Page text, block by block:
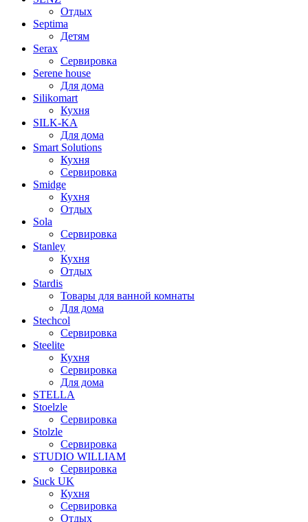
Отдых
Septima
Детям
Serax
Сервировка
Serene house
Для дома
Silikomart
Кухня
SILK-KA
Для дома
Smart Solutions
Кухня
Сервировка
Smidge
Кухня
Отдых
Sola
Сервировка
Stanley
Кухня
Отдых
Stardis
Товары для ванной комнаты
Для дома
Stechcol
Сервировка
Steelite
Кухня
Сервировка
Для дома
STELLA
Stoelzle
Сервировка
Stolzle
Сервировка
STUDIO WILLIAM
Сервировка
Suck UK
Кухня
Сервировка
Отдых